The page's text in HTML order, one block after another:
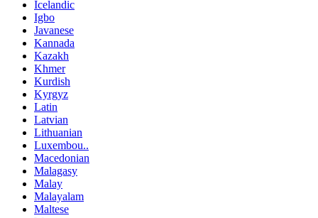
Icelandic
Igbo
Javanese
Kannada
Kazakh
Khmer
Kurdish
Kyrgyz
Latin
Latvian
Lithuanian
Luxembou..
Macedonian
Malagasy
Malay
Malayalam
Maltese